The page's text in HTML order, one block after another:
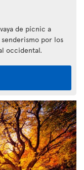
de pícnic a
por los
occidental.